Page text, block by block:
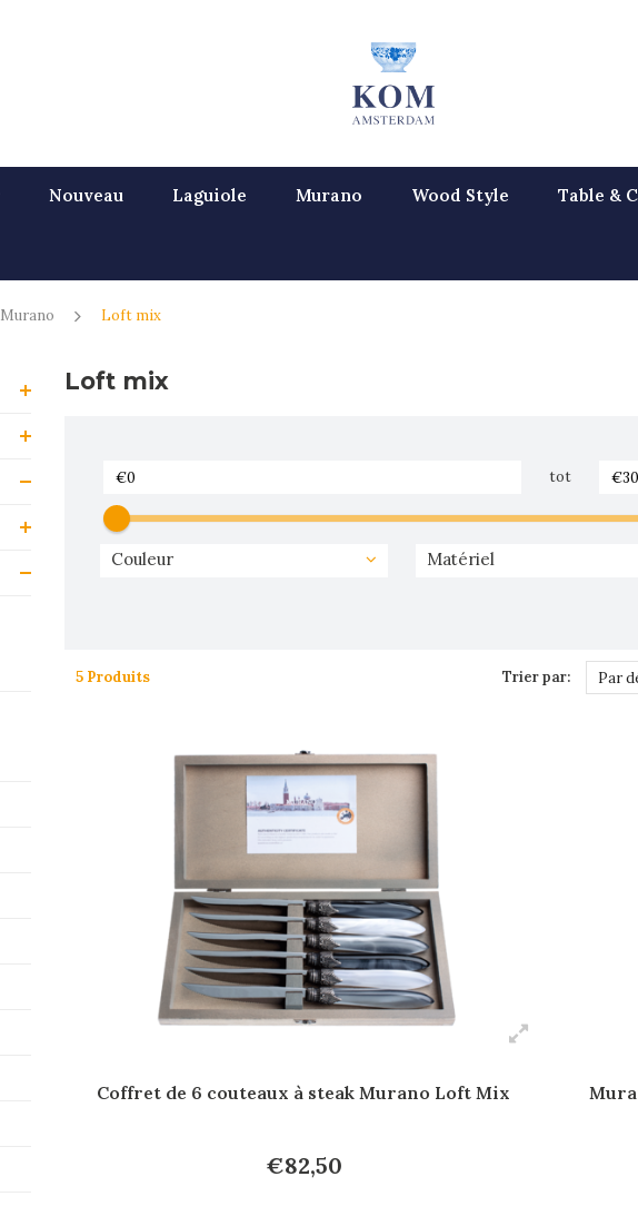
Nouveau Laguiole Murano Wood Style Table &
Murano Loft mix
Loft mix
tot
Couleur Matériel
5 Produits Trier par: Par
Coffret de 6 couteaux à steak Murano Loft Mix
€82,50